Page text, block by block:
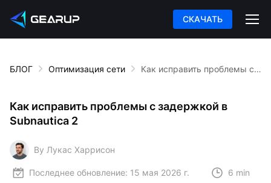
СКАЧАТЬ
БЛОГ Оптимизация сети Как исправить проблемы с задержкой в Subnautica 2
Как исправить проблемы с задержкой в
Subnautica 2
By Лукас Харрисон
Последнее обновление: 15 мая 2026 г. 6 min